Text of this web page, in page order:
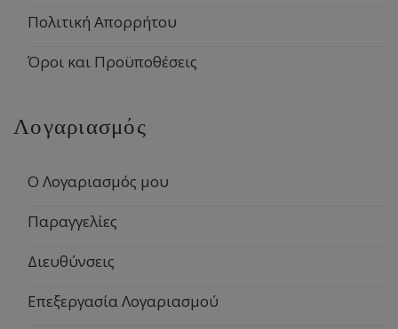
Πολιτική Απορρήτου
Όροι και Προϋποθέσεις
Λογαριασμός
Ο Λογαριασμός μου
Παραγγελίες
Διευθύνσεις
Επεξεργασία Λογαριασμού